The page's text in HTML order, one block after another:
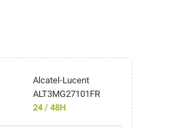
Alcatel-Lucent
ALT3MG27101FR
24 / 48H